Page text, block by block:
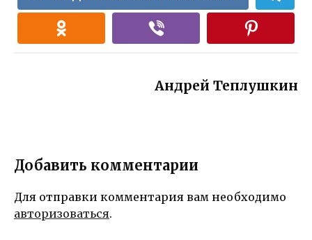
Андрей Теплушкин
Добавить комментарии
Для отправки комментария вам необходимо
авторизоваться.